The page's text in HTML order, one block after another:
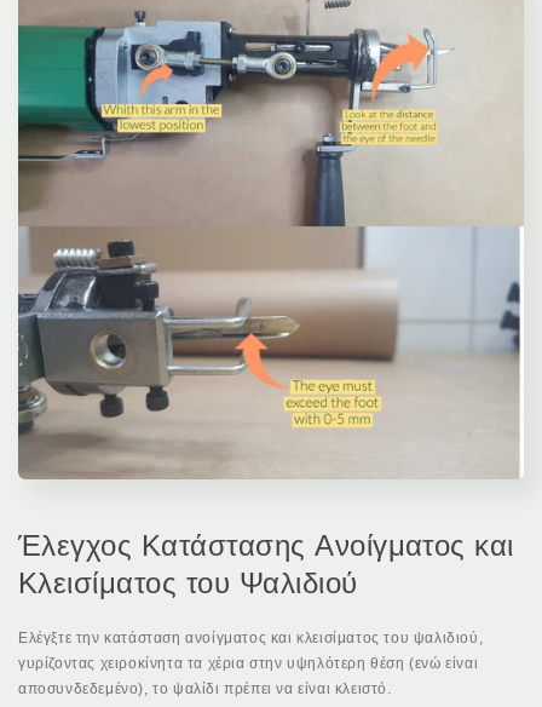
Έλεγχος Κατάστασης Ανοίγματος και
Κλεισίματος του Ψαλιδιού
Ελέγξτε την κατάσταση ανοίγματος και κλεισίματος του ψαλιδιού,
γυρίζοντας χειροκίνητα τα χέρια στην υψηλότερη θέση (ενώ είναι
αποσυνδεδεμένο), το ψαλίδι πρέπει να είναι κλειστό.